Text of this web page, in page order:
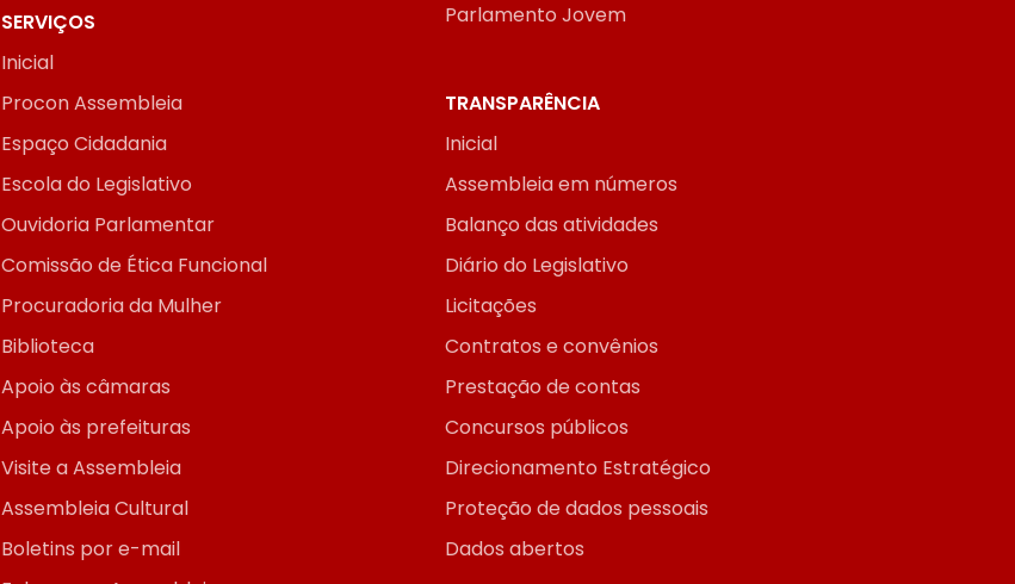
Parlamento Jovem
SERVIÇOS
Inicial
Procon Assembleia
Espaço Cidadania
Escola do Legislativo
Ouvidoria Parlamentar
Comissão de Ética Funcional
Procuradoria da Mulher
Biblioteca
Apoio às câmaras
Apoio às prefeituras
Visite a Assembleia
Assembleia Cultural
Boletins por e-mail
TRANSPARÊNCIA
Inicial
Assembleia em números
Balanço das atividades
Diário do Legislativo
Licitações
Contratos e convênios
Prestação de contas
Concursos públicos
Direcionamento Estratégico
Proteção de dados pessoais
Dados abertos